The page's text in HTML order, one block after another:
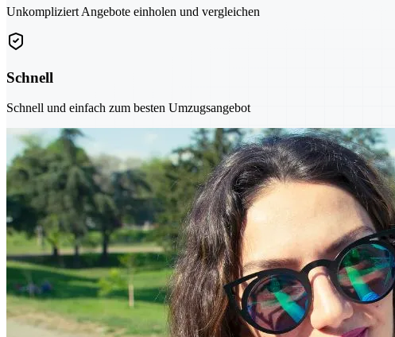
Unkompliziert Angebote einholen und vergleichen
Schnell
Schnell und einfach zum besten Umzugsangebot